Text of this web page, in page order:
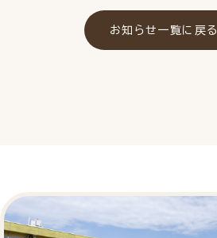
お知らせ一覧に戻る